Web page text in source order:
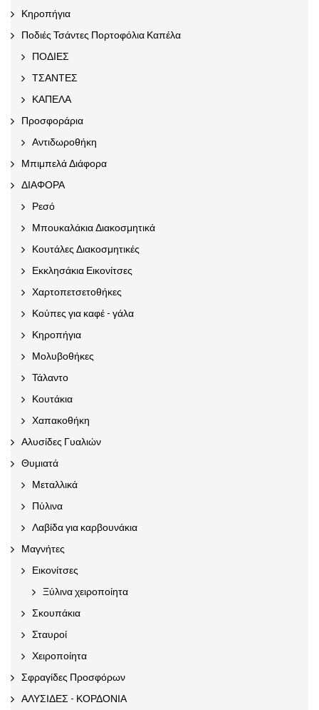
Κηροπήγια
Ποδιές Τσάντες Πορτοφόλια Καπέλα
ΠΟΔΙΕΣ
ΤΣΑΝΤΕΣ
ΚΑΠΕΛΑ
Προσφοράρια
Αντιδωροθήκη
Μπιμπελά Διάφορα
ΔΙΑΦΟΡΑ
Ρεσό
Μπουκαλάκια Διακοσμητικά
Κουτάλες Διακοσμητικές
Εκκλησάκια Εικονίτσες
Χαρτοπετσετοθήκες
Κούπες για καφέ - γάλα
Κηροπήγια
Μολυβοθήκες
Τάλαντο
Κουτάκια
Χαπακοθήκη
Αλυσίδες Γυαλιών
Θυμιατά
Μεταλλικά
Πύλινα
Λαβίδα για καρβουνάκια
Μαγνήτες
Εικονίτσες
Ξύλινα χειροποίητα
Σκουπάκια
Σταυροί
Χειροποίητα
Σφραγίδες Προσφόρων
ΑΛΥΣΙΔΕΣ - ΚΟΡΔΟΝΙΑ